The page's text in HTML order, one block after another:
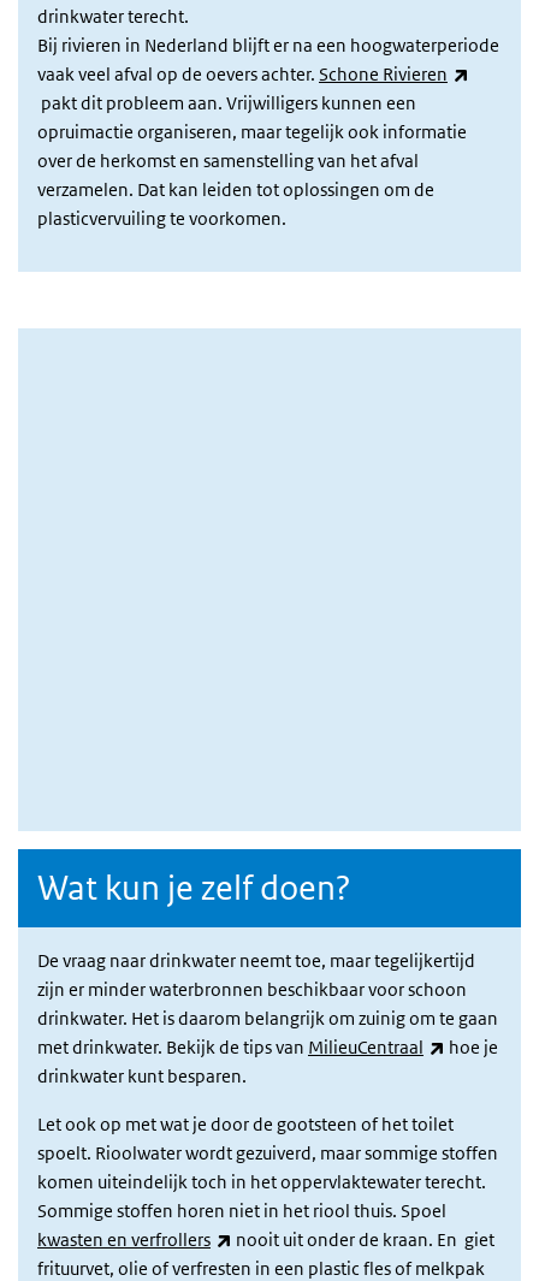
drinkwater terecht.
Bij rivieren in Nederland blijft er na een hoogwaterperiode
vaak veel afval op de oevers achter. Schone Rivieren
pakt dit probleem aan. Vrijwilligers kunnen een
opruimactie organiseren, maar tegelijk ook informatie
over de herkomst en samenstelling van het afval
verzamelen. Dat kan leiden tot oplossingen om de
plasticvervuiling te voorkomen.
Wat kun je zelf doen?
De vraag naar drinkwater neemt toe, maar tegelijkertijd
zijn er minder waterbronnen beschikbaar voor schoon
drinkwater. Het is daarom belangrijk om zuinig om te gaan
met drinkwater. Bekijk de tips van MilieuCentraal (link is
hoe je
drinkwater kunt besparen.
Let ook op met wat je door de gootsteen of het toilet
spoelt. Rioolwater wordt gezuiverd, maar sommige stoffen
komen uiteindelijk toch in het oppervlaktewater terecht.
Sommige stoffen horen niet in het riool thuis. Spoel
kwasten en verfrollers
(link is external)
nooit uit onder de kraan. En giet
frituurvet, olie of verfresten in een plastic fles of melkpak